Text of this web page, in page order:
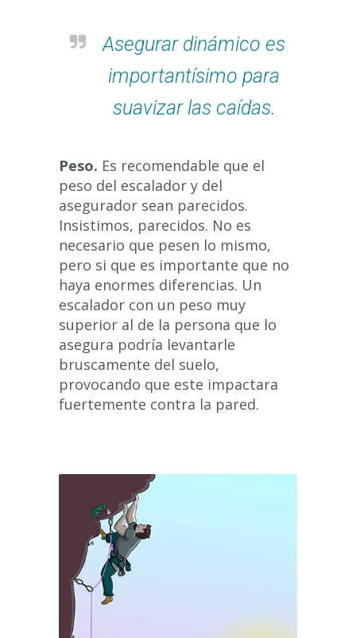
Asegurar dinámico es
importantísimo para
suavizar las caídas.
Peso. Es recomendable que el
peso del escalador y del
asegurador sean parecidos.
Insistimos, parecidos. No es
necesario que pesen lo mismo,
pero si que es importante que no
haya enormes diferencias. Un
escalador con un peso muy
superior al de la persona que lo
asegura podría levantarle
bruscamente del suelo,
provocando que este impactara
fuertemente contra la pared.